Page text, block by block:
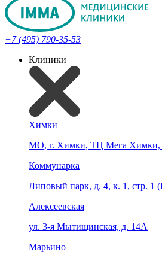
+7 (495) 790-35-53
Клиники
Химки
МО, г. Химки, ТЦ Мега Химки,
Коммунарка
Липовый парк, д. 4, к. 1, стр. 1
Алексеевская
ул. 3-я Мытищинская, д. 14А
Марьино